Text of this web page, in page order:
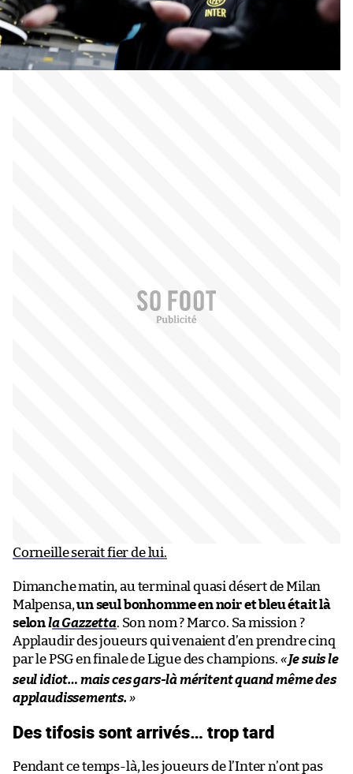
Corneille serait fier de lui.
Dimanche matin, au terminal quasi désert de Milan
Malpensa,un seul bonhomme en noir et bleu était là
selonla Gazzetta. Son nom ? Marco. Sa mission ?
Applaudir des joueurs qui venaient d’en prendre cinq
par le PSG en finale de Ligue des champions. «Je suis le
seul idiot… mais ces gars-là méritent quand même des
applaudissements. »
Des tifosis sont arrivés… trop tard
Pendant ce temps-là, les joueurs de l’Inter n’ont pas